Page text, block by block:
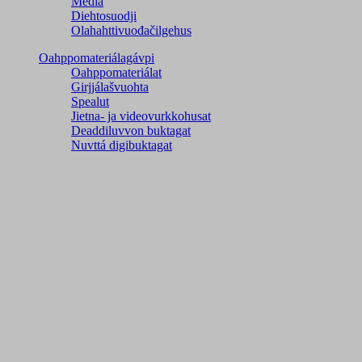
Diehtosuodji
Olahahttivuođačilgehus
Oahppomateriálagávpi
Oahppomateriálat
Girjjálašvuohta
Spealut
Jietna- ja videovurkkohusat
Deaddiluvvon buktagat
Nuvttá digibuktagat